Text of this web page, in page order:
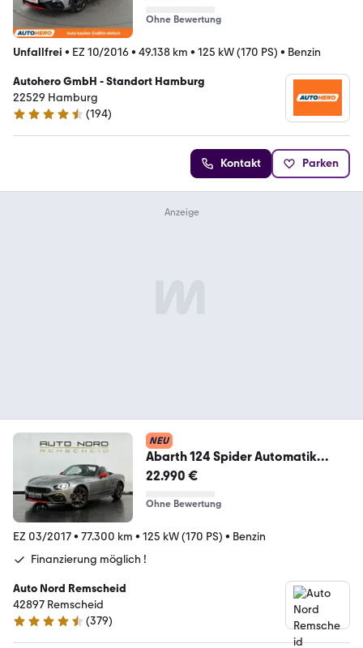
Ohne Bewertung
Unfallfrei • EZ 10/2016• 49.138 km • 125 kW (170 PS) • Benzin
Autohero GmbH - Standort Hamburg
22529 Hamburg
4.6 Sterne
(194)
Kontakt Parken
NEU
Abarth 124 Spider Automatik
*PDC*Bluetooth*Navi*Brembo*
22.990 €
Ohne Bewertung
EZ 03/2017• 77.300 km • 125 kW (170 PS) • Benzin
Finanzierung möglich !
Auto Nord Remscheid
42897 Remscheid
4.5 Sterne
(379)